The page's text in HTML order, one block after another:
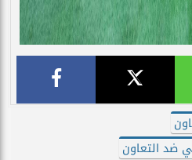
ضد التعاون